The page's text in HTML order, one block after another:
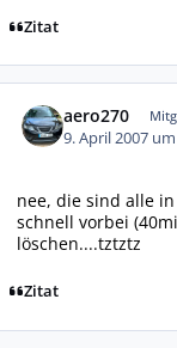
Zitat
aero270
9. April 2007
nee, die sind alle
schnell vorbei
löschen....tztztz
Zitat